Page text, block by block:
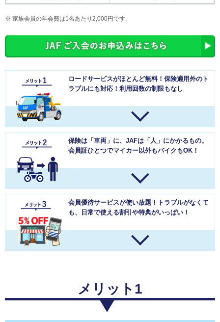
家族会員の年会費は1名あたり2,000円です。
ロードサービスがほとんど無料！保険適用外のト
ラブルにも対応！利用回数の制限もなし
保険は「車両」に、JAFは「人」にかかるもの。
会員証ひとつでマイカー以外もバイクもOK！
会員優待サービスが使い放題！
トラブルがなくて
も、日常で使える割引や特典がいっぱい！
メリット1